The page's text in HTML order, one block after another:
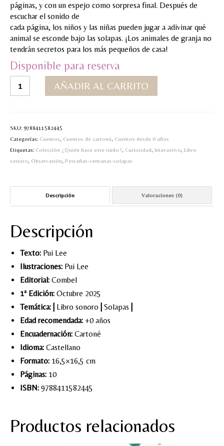
MI CUENTA
Valoraciones y opiniones de TejiendoLEE un
cuento
páginas, y con un espejo como sorpresa final. Después de
escuchar el sonido de
cada página, los niños y las niñas pueden jugar a adivinar qué
animal se esconde bajo las solapas. ¡Los animales de granja no
tendrán secretos para los más pequeños de casa!
Disponible para reserva
¿Quién
ruido?
cantidad
AÑADIR AL CARRITO
SKU: 9788411582445
Categorías: Cuentos Cuentos de cartoné Cuentos desde 0 años
Etiquetas: Colección ¿Quién hace este ruido? Curiosidad Interactivo
Libro
sonoro
Observación Pestañas-ventanas-solapas
Descripción Valoraciones (0)
Descripción
Texto: Pui Lee
Ilustraciones: Pui Lee
Editorial: Combel
1ª Edición: Octubre 2025
Temática:
Libro sonoro Solapas
Edad recomendada: +0 años
Encuadernación: Cartoné
Idioma: Castellano
Formato: 16,5×16,5 cm
Páginas: 10
ISBN: 9788411582445
Productos relacionados